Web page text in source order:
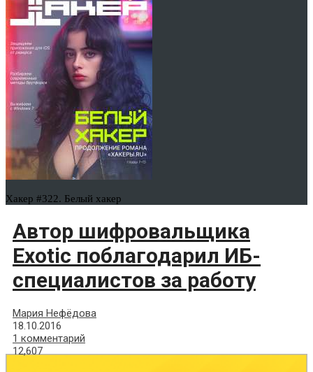
Хакер #322. Белый хакер
Автор шифровальщика
Exotic поблагодарил ИБ-
специалистов за работу
Мария Нефёдова
18.10.2016
1 комментарий
12,607